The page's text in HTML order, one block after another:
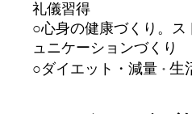
礼儀習得
○心身の健康づくり。ス
ュニケーションづくり
○ダイエット・減量 ・ 生